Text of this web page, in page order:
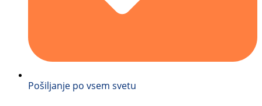
Pošiljanje po vsem svetu